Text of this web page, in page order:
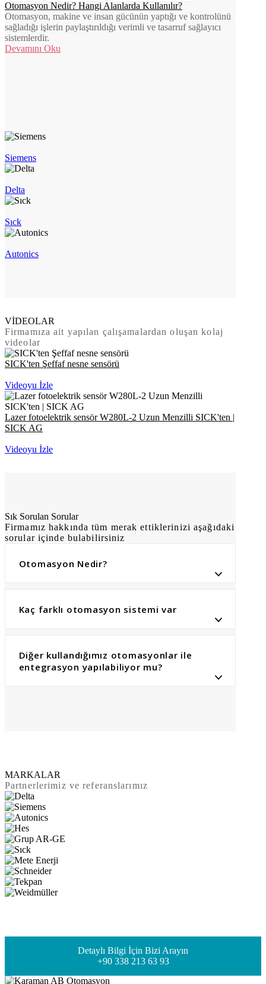
Otomasyon Nedir? Hangi Alanlarda Kullanılır?
Otomasyon, makine ve insan gücünün yaptığı ve kontrolünü
sağladığı işlerin paylaştırıldığı verimli ve tasarruf sağlayıcı
sistemlerdir.
Devamını Oku
Siemens
Delta
Sıck
Autonics
VİDEOLAR
Firmamıza ait yapılan çalışamalardan oluşan kolaj
videolar
SICK'ten Şeffaf nesne sensörü
Videoyu İzle
Lazer fotoelektrik sensör W280L-2 Uzun Menzilli SICK'ten |
SICK AG
Videoyu İzle
Sık Sorulan Sorular
Firmamız hakkında tüm merak ettiklerinizi aşağıdaki
sorular içinde bulabilirsiniz
Otomasyon Nedir?
Kaç farklı otomasyon sistemi var
Diğer kullandığımız otomasyonlar ile
entegrasyon yapılabiliyor mu?
MARKALAR
Partnerlerimiz ve referanslarımız
Detaylı Bilgi İçin Bizi Arayın
+90 338 213 63 93